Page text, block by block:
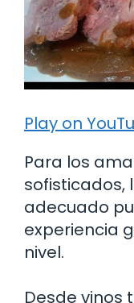
Play on
Para los
sofisticados,
adecuado
experiencia
nivel.
Desde vinos